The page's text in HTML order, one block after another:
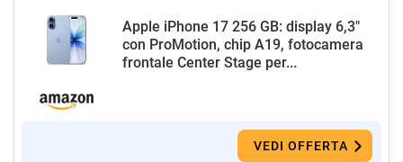
Apple iPhone 17 256 GB: display 6,3"
con ProMotion, chip A19, fotocamera
frontale Center Stage per...
VEDI OFFERTA